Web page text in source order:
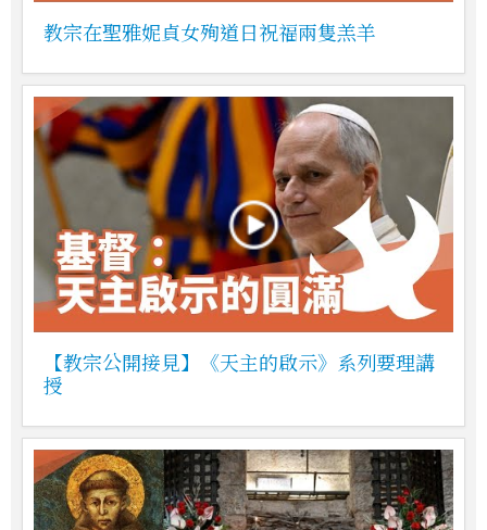
教宗在聖雅妮貞女殉道日祝福兩隻羔羊
【教宗公開接見】《天主的啟示》系列要理講
授